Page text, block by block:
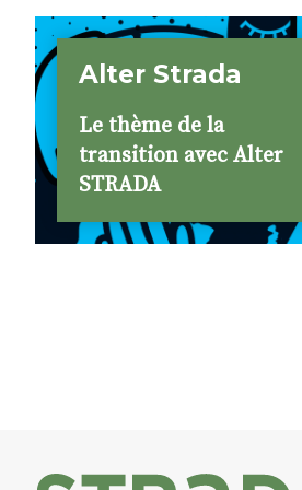
Alter Strada
Le thème de la
transition avec Alter
STRADA